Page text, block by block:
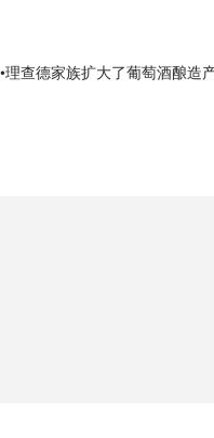
查德家族扩大了葡萄酒酿